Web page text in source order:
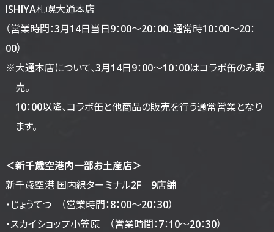
ISHIYA札幌大通本店
（営業時間：3月14日当日9：00～20：00、通常時10：00～20：
00）
※大通本店について、3月14日9：00～10：00はコラボ缶のみ販
売。
10：00以降、コラボ缶と他商品の販売を行う通常営業となり
ます。
＜新千歳空港内一部お土産店＞
新千歳空港 国内線ターミナル2F 9店舗
・じょうてつ （営業時間：8：00～20：30）
・スカイショップ小笠原 （営業時間：7：10～20：30）